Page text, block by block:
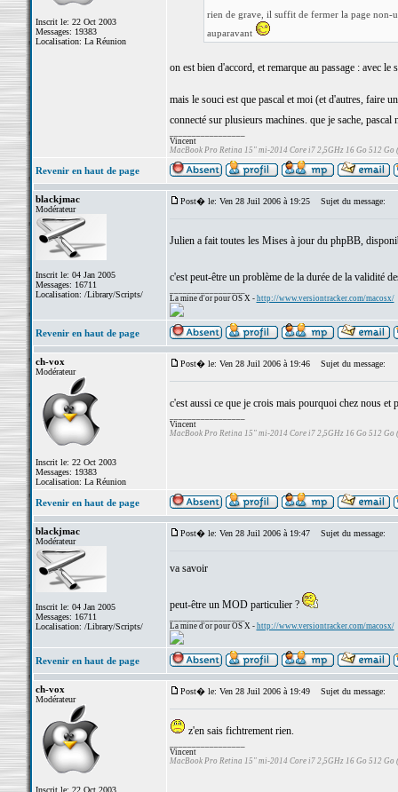
Inscrit le: 22 Oct 2003
Messages: 19383
Localisation: La Réunion
rien de grave, il suffit de fermer la page non-
auparavant
on est bien d'accord, et remarque au passage : avec
mais le souci est que pascal et moi (et d'autres, faire
connecté sur plusieurs machines. que je sache,
Vincent
MacBook Pro Retina 15" mi-2014 Core i7 2,5GHz 16 Go 512 Go
Revenir en haut de page
blackjmac
Modérateur
Inscrit le: 04 Jan 2005
Messages: 16711
Localisation: /Library/Scripts/
Post� le: Ven 28 Juil 2006 à 19:25 Sujet du message:
Julien a fait toutes les Mises à jour du phpBB,
c'est peut-être un problème de la durée de la validité
La mine d'or pour OS X - http://www.versiontracker.com/macosx/
Revenir en haut de page
ch-vox
Modérateur
Inscrit le: 22 Oct 2003
Messages: 19383
Localisation: La Réunion
Post� le: Ven 28 Juil 2006 à 19:46 Sujet du message:
c'est aussi ce que je crois mais pourquoi chez nous et
Vincent
MacBook Pro Retina 15" mi-2014 Core i7 2,5GHz 16 Go 512 Go
Revenir en haut de page
blackjmac
Modérateur
Inscrit le: 04 Jan 2005
Messages: 16711
Localisation: /Library/Scripts/
Post� le: Ven 28 Juil 2006 à 19:47 Sujet du message:
va savoir
peut-être un MOD particulier ?
La mine d'or pour OS X - http://www.versiontracker.com/macosx/
Revenir en haut de page
ch-vox
Modérateur
Inscrit le: 22 Oct 2003
Post� le: Ven 28 Juil 2006 à 19:49 Sujet du message:
z'en sais fichtrement rien.
Vincent
MacBook Pro Retina 15" mi-2014 Core i7 2,5GHz 16 Go 512 Go